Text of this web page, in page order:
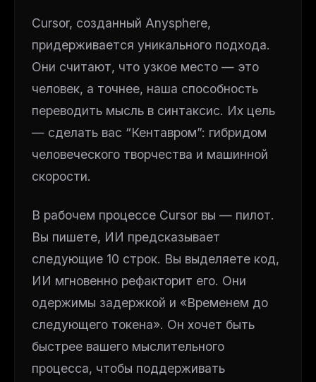
Cursor, созданный Anysphere,
придерживается уникального подхода.
Они считают, что узкое место — это
человек, а точнее, наша способность
переводить мысль в синтаксис. Их цель
— сделать вас “Кентавром”: гибридом
человеческого творчества и машинной
скорости.
В рабочем процессе Cursor вы — пилот.
Вы пишете, ИИ предсказывает
следующие 10 строк. Вы выделяете код,
ИИ мгновенно рефакторит его. Они
одержимы задержкой и «Временем до
следующего токена». Он хочет быть
быстрее вашего мыслительного
процесса, чтобы поддерживать